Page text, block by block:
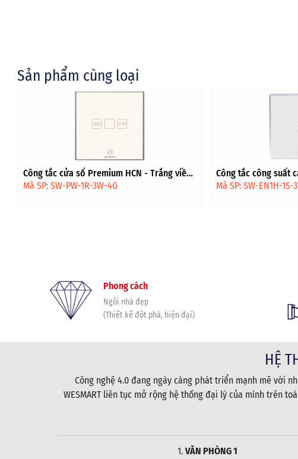
Sản phẩm cùng loại
Công tắc công suất cao Extreme HV - Trắng
viền vàng
Mã SP: SW-EN1H-1S-3W-4G
Công tắc cảm ứng 1
- Đen viền vàng
Mã SP: SW-PNL3-1S-
Phong cách
Ngôi nhà đẹp
(Thiết kế đột phá, hiện đại)
HỆ
Công nghệ 4.0 đang ngày càng phát triển mạnh mẽ với
WESMART liên tục mở rộng hệ thống đại lý của mình trên
1. VĂN PHÒNG 1